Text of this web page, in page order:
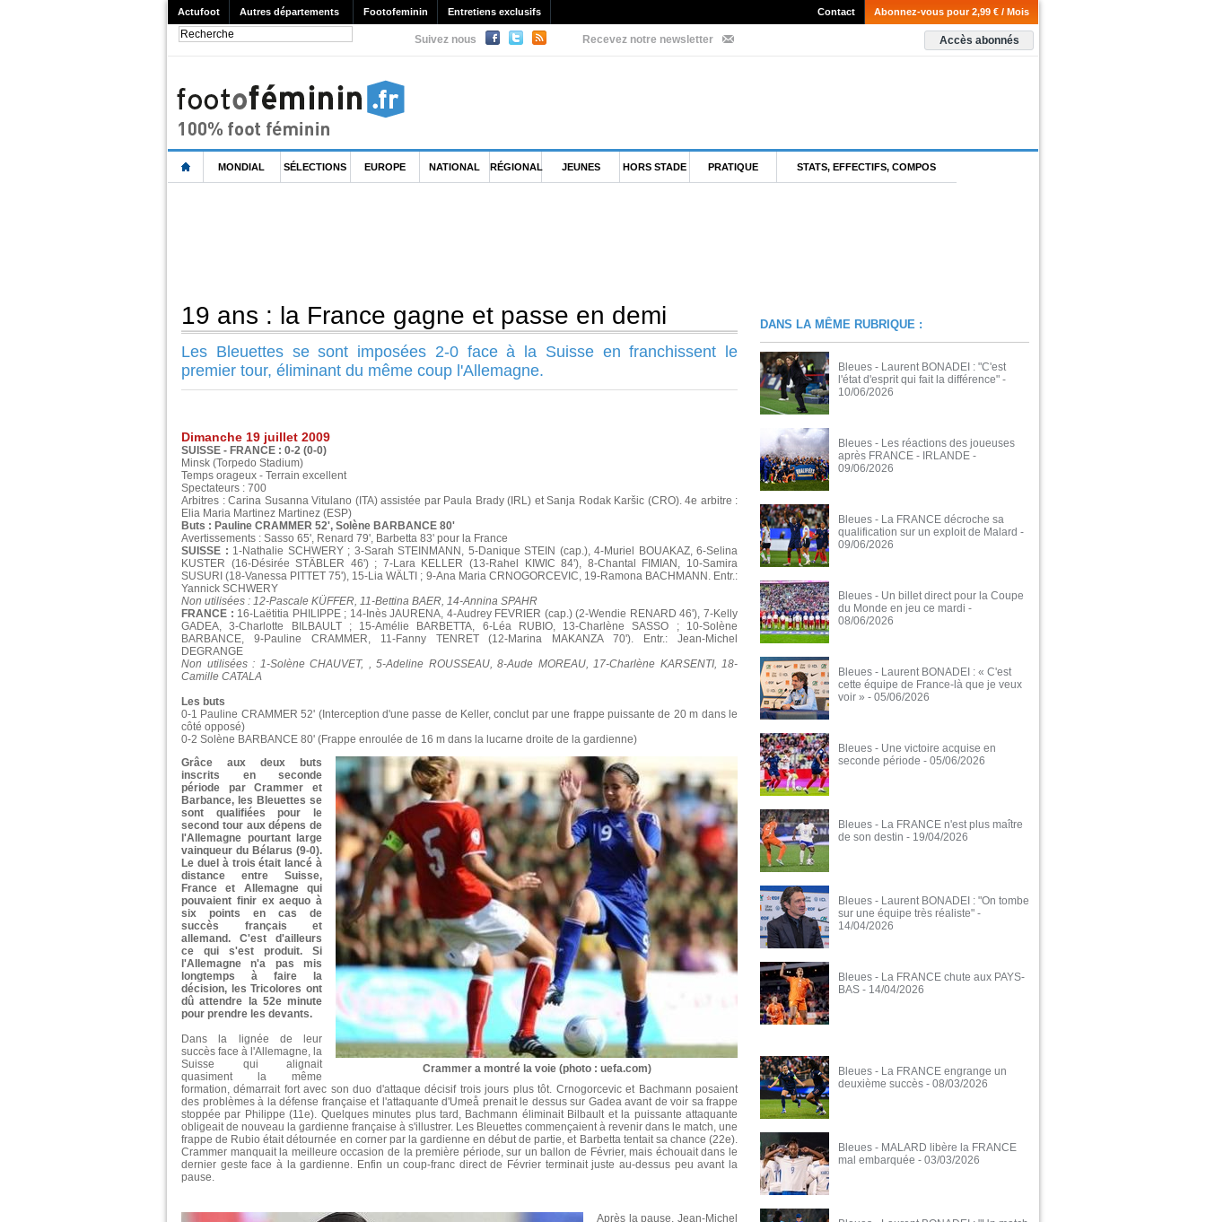
Actufoot Autres départements Footofeminin Entretiens exclusifs Abonnez-vous pour 2,99 € / Mois
Contact
Suivez nous Recevez notre newsletter Accès abonnés
MONDIAL SÉLECTIONS EUROPE NATIONAL RÉGIONAL JEUNES HORS STADE PRATIQUE STATS, EFFECTIFS, COMPOS
19 ans : la France gagne et passe en demi
Les Bleuettes se sont imposées 2-0 face à la Suisse en franchissent le
premier tour, éliminant du même coup l'Allemagne.
Dimanche 19 juillet 2009
SUISSE - FRANCE : 0-2 (0-0)
Minsk (Torpedo Stadium)
Temps orageux - Terrain excellent
Spectateurs : 700
Arbitres : Carina Susanna Vitulano (ITA) assistée par Paula Brady (IRL) et Sanja Rodak Karšic (CRO). 4e arbitre :
Elia Maria Martinez Martinez (ESP)
Buts : Pauline CRAMMER 52', Solène BARBANCE 80'
Avertissements : Sasso 65', Renard 79', Barbetta 83' pour la France
SUISSE : 1-Nathalie SCHWERY ; 3-Sarah STEINMANN, 5-Danique STEIN (cap.), 4-Muriel BOUAKAZ, 6-Selina
KUSTER (16-Désirée STÄBLER 46') ; 7-Lara KELLER (13-Rahel KIWIC 84'), 8-Chantal FIMIAN, 10-Samira
SUSURI (18-Vanessa PITTET 75'), 15-Lia WÄLTI ; 9-Ana Maria CRNOGORCEVIC, 19-Ramona BACHMANN. Entr.:
Yannick SCHWERY
Non utilisées : 12-Pascale KÜFFER, 11-Bettina BAER, 14-Annina SPAHR
FRANCE : 16-Laëtitia PHILIPPE ; 14-Inès JAURENA, 4-Audrey FEVRIER (cap.) (2-Wendie RENARD 46'), 7-Kelly
GADEA, 3-Charlotte BILBAULT ; 15-Amélie BARBETTA, 6-Léa RUBIO, 13-Charlène SASSO ; 10-Solène
BARBANCE, 9-Pauline CRAMMER, 11-Fanny TENRET (12-Marina MAKANZA 70'). Entr.: Jean-Michel
DEGRANGE
Non utilisées : 1-Solène CHAUVET, , 5-Adeline ROUSSEAU, 8-Aude MOREAU, 17-Charlène KARSENTI, 18-
Camille CATALA
Les buts
0-1 Pauline CRAMMER 52' (Interception d'une passe de Keller, conclut par une frappe puissante de 20 m dans le
côté opposé)
0-2 Solène BARBANCE 80' (Frappe enroulée de 16 m dans la lucarne droite de la gardienne)
Crammer a montré la voie (photo : uefa.com)
Grâce aux deux buts
inscrits en seconde
période par Crammer et
Barbance, les Bleuettes se
sont qualifiées pour le
second tour aux dépens de
l'Allemagne pourtant large
vainqueur du Bélarus (9-0).
Le duel à trois était lancé à
distance entre Suisse,
France et Allemagne qui
pouvaient finir ex aequo à
six points en cas de
succès français et
allemand. C'est d'ailleurs
ce qui s'est produit. Si
l'Allemagne n'a pas mis
longtemps à faire la
décision, les Tricolores ont
dû attendre la 52e minute
pour prendre les devants.
Dans la lignée de leur
succès face à l'Allemagne, la
Suisse qui alignait
quasiment la même
formation, démarrait fort avec son duo d'attaque décisif trois jours plus tôt. Crnogorcevic et Bachmann posaient
des problèmes à la défense française et l'attaquante d'Umeå prenait le dessus sur Gadea avant de voir sa frappe
stoppée par Philippe (11e). Quelques minutes plus tard, Bachmann éliminait Bilbault et la puissante attaquante
obligeait de nouveau la gardienne française à s'illustrer. Les Bleuettes commençaient à revenir dans le match, une
frappe de Rubio était détournée en corner par la gardienne en début de partie, et Barbetta tentait sa chance (22e).
Crammer manquait la meilleure occasion de la première période, sur un ballon de Février, mais échouait dans le
dernier geste face à la gardienne. Enfin un coup-franc direct de Février terminait juste au-dessus peu avant la
pause.
Après la pause, Jean-Michel
DANS LA MÊME RUBRIQUE :
Bleues - Laurent BONADEI : "C'est
l'état d'esprit qui fait la différence" -
10/06/2026
Bleues - Les réactions des joueuses
après FRANCE - IRLANDE -
09/06/2026
Bleues - La FRANCE décroche sa
qualification sur un exploit de Malard -
09/06/2026
Bleues - Un billet direct pour la Coupe
du Monde en jeu ce mardi -
08/06/2026
Bleues - Laurent BONADEI : « C'est
cette équipe de France-là que je veux
voir » - 05/06/2026
Bleues - Une victoire acquise en
seconde période - 05/06/2026
Bleues - La FRANCE n'est plus maître
de son destin - 19/04/2026
Bleues - Laurent BONADEI : "On tombe
sur une équipe très réaliste" -
14/04/2026
Bleues - La FRANCE chute aux PAYS-
BAS - 14/04/2026
Bleues - La FRANCE engrange un
deuxième succès - 08/03/2026
Bleues - MALARD libère la FRANCE
mal embarquée - 03/03/2026